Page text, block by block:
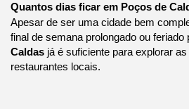
Quantos dias ficar em Poços de
Apesar de ser uma cidade bem
final de semana prolongado ou feriado
Caldas já é suficiente para explorar
restaurantes locais.